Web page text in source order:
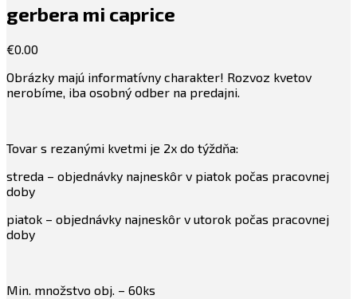
gerbera mi caprice
€0.00
Obrázky majú informatívny charakter! Rozvoz kvetov
nerobíme, iba osobný odber na predajni.
Tovar s rezanými kvetmi je 2x do týždňa:
streda – objednávky najneskôr v piatok počas pracovnej
doby
piatok – objednávky najneskôr v utorok počas pracovnej
doby
Min. množstvo obj. – 60ks